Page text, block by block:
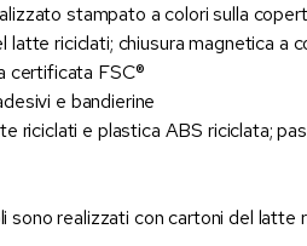
stampato a colori sulla
latte riciclati; chiusura magnetica a
certificata FSC®
e bandierine
riciclati e plastica ABS riciclata;
realizzati con cartoni del